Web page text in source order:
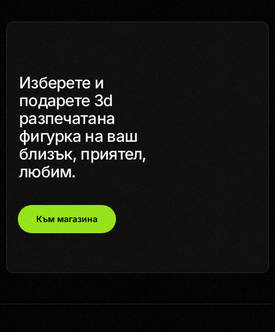
Изберете и
подарете 3d
разпечатана
фигурка на ваш
близък, приятел,
любим.
Към магазина